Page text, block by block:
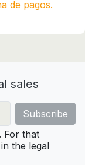
de pagos.
sales
For that
the legal